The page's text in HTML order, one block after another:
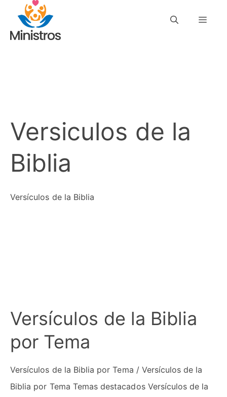
contenido
Versiculos de la
Biblia
Versículos de la Biblia
Versículos de la Biblia
por Tema
Versículos de la Biblia por Tema / Versículos de la
Biblia por Tema Temas destacados Versículos de la